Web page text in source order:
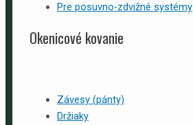
Pre posuvno-zdvižné systémy
Okenicové kovanie
Závesy (pánty)
Držiaky